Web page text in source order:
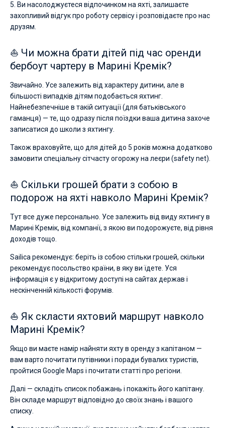
5. Ви насолоджуєтеся відпочинком на яхті, залишаєте
захопливий відгук про роботу сервісу і розповідаєте про нас
друзям.
⛵ Чи можна брати дітей під час оренди
бербоут чартеру в Марині Кремік?
Звичайно. Усе залежить від характеру дитини, але в
більшості випадків дітям подобається яхтинг.
Найнебезпечніше в такій ситуації (для батьківського
гаманця) — те, що одразу після поїздки ваша дитина захоче
записатися до школи з яхтингу.
Також враховуйте, що для дітей до 5 років можна додатково
замовити спеціальну сітчасту огорожу на леєри (safety net).
⛵ Скільки грошей брати з собою в
подорож на яхті навколо Марині Кремік?
Тут все дуже персонально. Усе залежить від виду яхтингу в
Марині Кремік, від компанії, з якою ви подорожуєте, від рівня
доходів тощо.
Sailica рекомендує: беріть із собою стільки грошей, скільки
рекомендує посольство країни, в яку ви їдете. Уся
інформація є у відкритому доступі на сайтах держав і
нескінченній кількості форумів.
⛵ Як скласти яхтовий маршрут навколо
Марині Кремік?
Якщо ви маєте намір найняти яхту в оренду з капітаном —
вам варто почитати путівники і поради бувалих туристів,
пройтися Google Maps і почитати статті про регіони.
Далі — складіть список побажань і покажіть його капітану.
Він складе маршрут відповідно до своїх знань і вашого
списку.